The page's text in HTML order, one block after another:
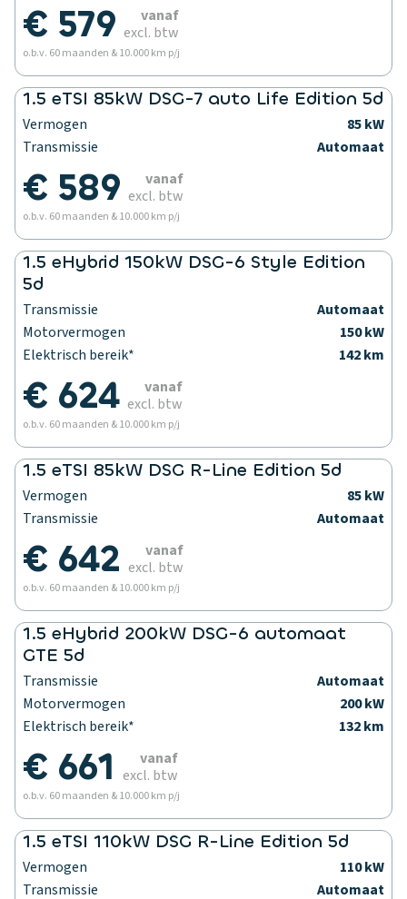
€ 579
vanaf
excl. btw
o.b.v. 60 maanden & 10.000 km p/j
1.5 eTSI 85kW DSG-7 auto Life Edition 5d
Vermogen
85 kW
Transmissie
Automaat
€ 589
vanaf
excl. btw
o.b.v. 60 maanden & 10.000 km p/j
1.5 eHybrid 150kW DSG-6 Style Edition
5d
Transmissie
Automaat
Motorvermogen
150 kW
Elektrisch bereik*
142 km
€ 624
vanaf
excl. btw
o.b.v. 60 maanden & 10.000 km p/j
1.5 eTSI 85kW DSG R-Line Edition 5d
Vermogen
85 kW
Transmissie
Automaat
€ 642
vanaf
excl. btw
o.b.v. 60 maanden & 10.000 km p/j
1.5 eHybrid 200kW DSG-6 automaat
GTE 5d
Transmissie
Automaat
Motorvermogen
200 kW
Elektrisch bereik*
132 km
€ 661
vanaf
excl. btw
o.b.v. 60 maanden & 10.000 km p/j
1.5 eTSI 110kW DSG R-Line Edition 5d
Vermogen
110 kW
Transmissie
Automaat